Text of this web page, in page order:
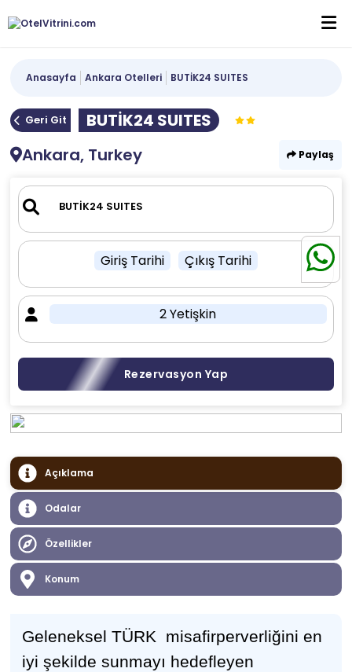
Anasayfa Ankara Otelleri BUTİK24 SUITES
Geri Git
BUTİK24 SUITES
Ankara, Turkey
Paylaş
Giriş Tarihi Çıkış Tarihi
2 Yetişkin
Rezervasyon Yap
Açıklama
Odalar
Özellikler
Konum
Geleneksel TÜRK misafirperverliğini en
iyişekilde sunmayı hedefleyen